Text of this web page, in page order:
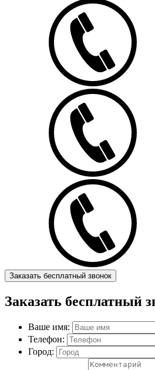
Заказать бесплатный звонок
Заказать бесплатный
Ваше имя:
Телефон:
Город: